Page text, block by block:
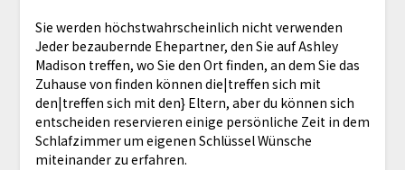
Sie werden höchstwahrscheinlich nicht verwenden
Jeder bezaubernde Ehepartner, den Sie auf Ashley
Madison treffen, wo Sie den Ort finden, an dem Sie das
Zuhause von finden können die|treffen sich mit
den|treffen sich mit den} Eltern, aber du können sich
entscheiden reservieren einige persönliche Zeit in dem
Schlafzimmer um eigenen Schlüssel Wünsche
miteinander zu erfahren.